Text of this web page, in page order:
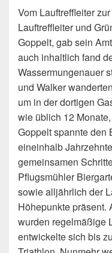
Vom Lauftreffleiter
Lauftreffleiter und
Goppelt, gab sein
auch inhaltlich fand
Wassermungenauer
und Walker
um in der dortigen
wie üblich 12
Goppelt spannte den
eineinhalb
gemeinsamen
Pflugsmühler
sowie alljährlich der
Höhepunkte
wurden regelmäßige
entwickelte sich bis